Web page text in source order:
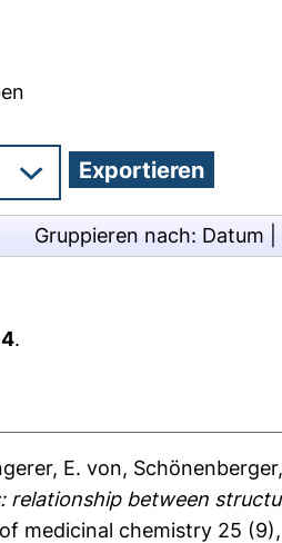
Gruppieren nach: Datum
4.
E. von,
relationship between
medicinal chemistry 25